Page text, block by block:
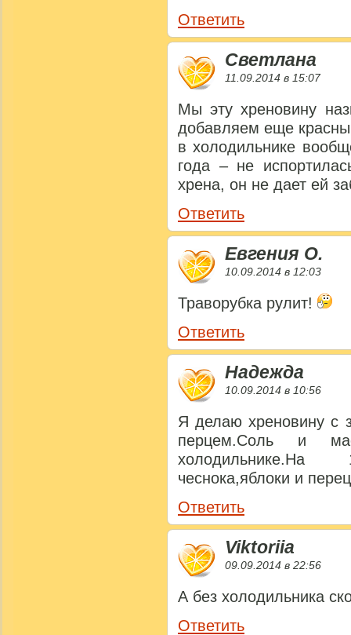
Ответить
Светлана
11.09.2014 в 15:07
Мы эту хреновину
добавляем еще
в холодильнике
года – не
хрена, он не дает ей
Ответить
Евгения О.
10.09.2014 в 12:03
Траворубка рулит!
Ответить
Надежда
10.09.2014 в 10:56
Я делаю хреновину с
перцем.Соль и
холодильнике.На
чеснока,яблоки и
Ответить
Viktoriia
09.09.2014 в 22:56
А без холодильника
Ответить